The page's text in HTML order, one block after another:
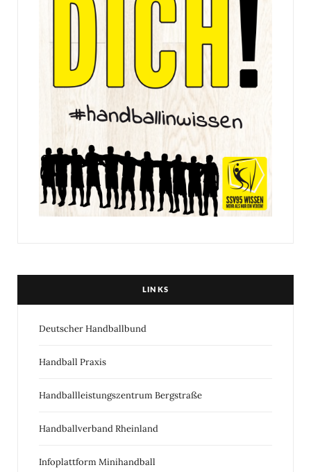
LINKS
Deutscher Handballbund
Handball Praxis
Handballleistungszentrum Bergstraße
Handballverband Rheinland
Infoplattform Minihandball